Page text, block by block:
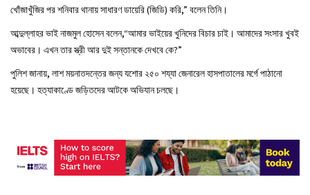
খোঁজাখুঁজির পর শনিবার থানায় সাধারণ ডায়েরি (জিডি) করি,” বলেন তিনি।
আব্দুল্লাহর ভাই নাজমুল হোসেন বলেন,“আমার ভাইয়ের খুনিদের বিচার চাই। আমাদের সংসার খুবই
অভাবের। এখন তার স্ত্রী আর দুই সন্তানকে দেখবে কে?”
পুলিশ জানায়, লাশ ময়নাতদন্তের জন্য যশোর ২৫০ শয্যা জেনারেল হাসপাতালের মর্গে পাঠানো
হয়েছে। হত্যাকাণ্ডে জড়িতদের আটকে অভিযান চলছে।